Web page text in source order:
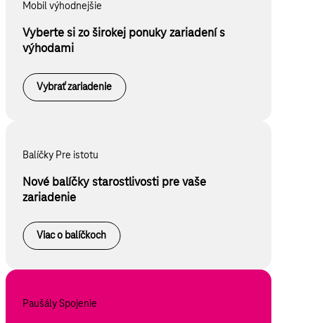
Mobil výhodnejšie
Vyberte si zo širokej ponuky zariadení s
výhodami
Vybrať zariadenie
Balíčky Pre istotu
Nové balíčky starostlivosti pre vaše
zariadenie
Viac o balíčkoch
Paušály Spojenie